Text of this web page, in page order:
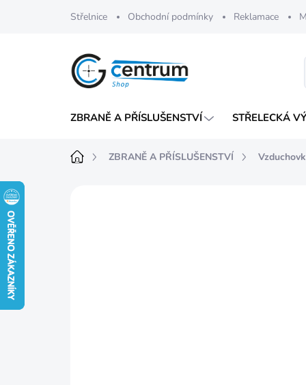
Střelnice Obchodní podmínky Reklamace
ZBRANĚ A PŘÍSLUŠENSTVÍ STŘELECKÁ
DomůZBRANĚ A PŘÍSLUŠENSTVÍ